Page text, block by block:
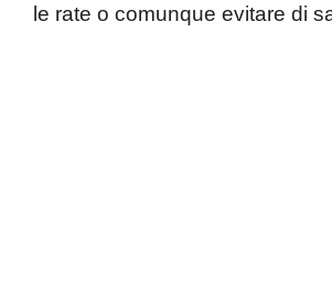
le rate o comunque evitare di